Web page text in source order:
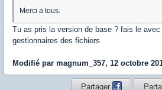
Merci a tous.
Tu as pris la version de base ? fais le
gestionnaires des fichiers
Modifié par magnum_357, 12 octobre
Partager